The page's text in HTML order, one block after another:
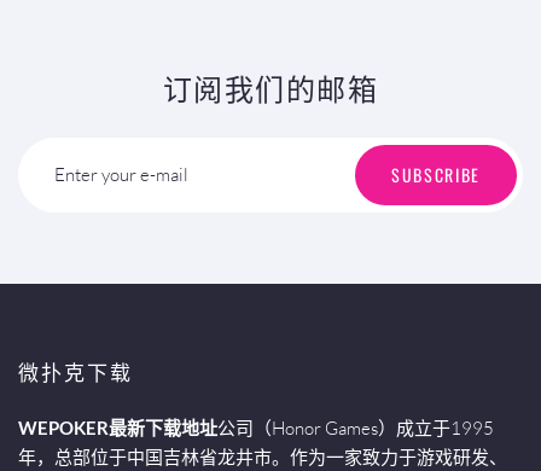
订阅我们的邮箱
Enter your e-mail SUBSCRIBE
微扑克下载
WEPOKER最新下载地址公司（Honor Games）成立于1995
年，总部位于中国吉林省龙井市。作为一家致力于游戏研发、